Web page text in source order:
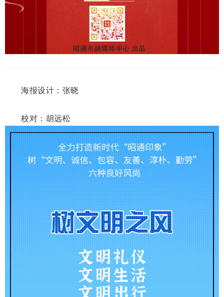
海报设计：张晓
校对：胡远松